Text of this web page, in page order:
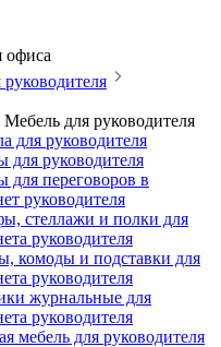
офиса
Мебель для руководителя
для руководителя
для руководителя
для переговоров в
руководителя
стеллажи и полки для
руководителя
комоды и подставки для
руководителя
журнальные для
руководителя
мебель для руководителя